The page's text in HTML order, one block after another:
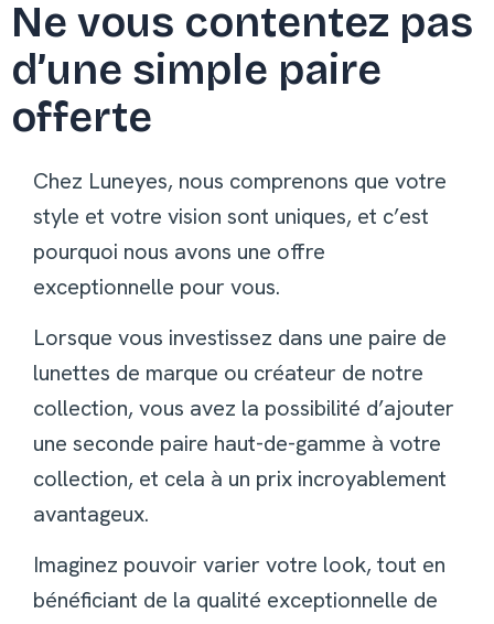
Ne vous contentez pas
d’une simple paire
offerte
Chez Luneyes, nous comprenons que votre
style et votre vision sont uniques, et c’est
pourquoi nous avons une offre
exceptionnelle pour vous.
Lorsque vous investissez dans une paire de
lunettes de marque ou créateur de notre
collection, vous avez la possibilité d’ajouter
une seconde paire haut-de-gamme à votre
collection, et cela à un prix incroyablement
avantageux.
Imaginez pouvoir varier votre look, tout en
bénéficiant de la qualité exceptionnelle de